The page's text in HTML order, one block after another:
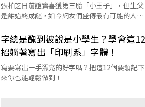
張柏芝日前證實喜獲第三胎「小王子」，但生父
是誰始終成謎，如今網友們盛傳最有可能的人選
字總是醜到被說是小學生？學會這12
招躺著寫出「印刷系」字體！
寫要寫出一手漂亮的好字嗎？把這12個要領記下
來你也能輕鬆做到！